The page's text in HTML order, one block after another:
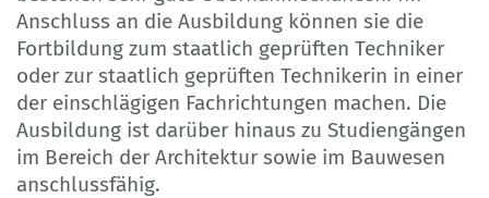
Anschluss an die Ausbildung können sie die
Fortbildung zum staatlich geprüften Techniker
oder zur staatlich geprüften Technikerin in einer
der einschlägigen Fachrichtungen machen. Die
Ausbildung ist darüber hinaus zu Studiengängen
im Bereich der Architektur sowie im Bauwesen
anschlussfähig.